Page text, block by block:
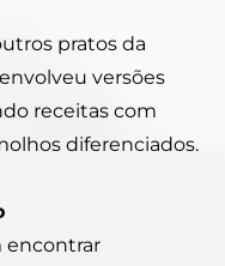
pratos da
versões
receitas com
diferenciados.
encontrar